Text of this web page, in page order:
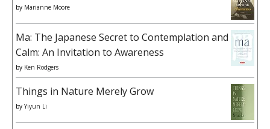
by Marianne Moore
Ma: The Japanese Secret to Contemplation and
Calm: An Invitation to Awareness
by Ken Rodgers
Things in Nature Merely Grow
by Yiyun Li